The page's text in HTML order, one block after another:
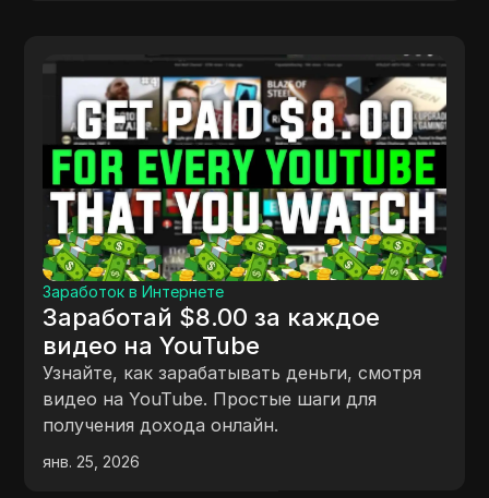
Заработок в Интернете
Заработай $8.00 за каждое
видео на YouTube
Узнайте, как зарабатывать деньги, смотря
видео на YouTube. Простые шаги для
получения дохода онлайн.
янв. 25, 2026